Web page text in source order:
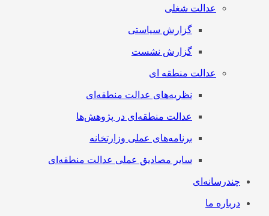
عدالت شغلی
گزارش سیاستی
گزارش نشست
عدالت منطقه ای
نظریه‌های عدالت منطقه‌ای
عدالت منطقه‌ای در پژوهش‌ها
برنامه‌های عملی وزارتخانه
سایر مصادیق عملی عدالت منطقه‌ای
چندرسانه‌ای
درباره ما